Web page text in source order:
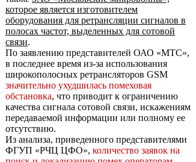
которое является изготовителем
оборудования для ретрансляции сигналов в
полосах частот, выделенных для сотовой
связи.
По заявлению представителей ОАО «МТС»,
в последнее время из-за использования
широкополосных ретрансляторов GSM
значительно ухудшилась помеховая
обстановка, что приводит к ограничению
качества сигнала сотовой связи, искажениям
передаваемой информации или полному ее
отсутствию.
Из анализа, приведенного представителями
ФГУП «РЧЦ ЦФО», количество заявок на